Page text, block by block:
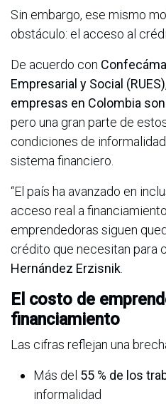
Sin embargo, ese mismo
obstáculo: el acceso al
De acuerdo con
Empresarial y Social (RUES)
empresas en Colombia
pero una gran parte de
condiciones de
sistema financiero.
“El país ha avanzado en
acceso real a
emprendedoras siguen
crédito que necesitan para
Hernández Erzisnik.
El costo de
financiamiento
Las cifras reflejan una
Más del 55 % de los
informalidad